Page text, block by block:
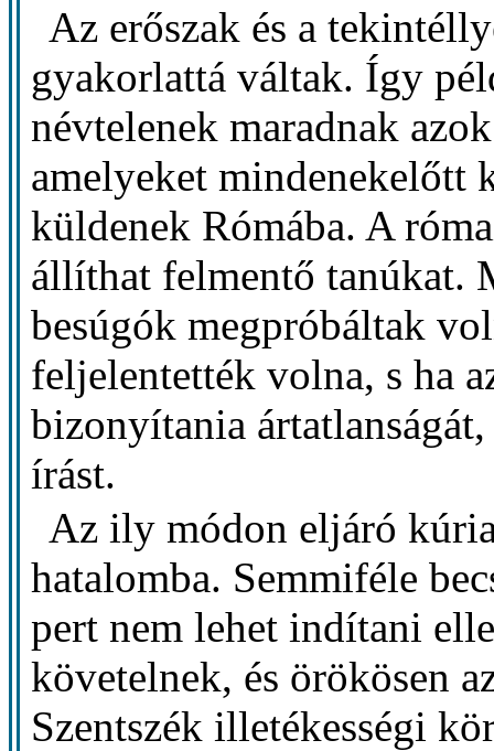
Az erőszak és a
gyakorlattá váltak. Így
névtelenek maradnak
amelyeket mindenekelőtt
küldenek Rómába. A
állíthat felmentő tanúkat.
besúgók megpróbáltak
feljelentették volna, s ha
bizonyítania
írást.
Az ily módon eljáró
hatalomba. Semmiféle
pert nem lehet indítani
követelnek, és örökösen
Szentszék illetékességi